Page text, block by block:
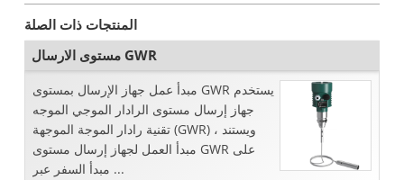
المنتجات ذات الصلة
مستوى الارسال GWR
مبدأ عمل جهاز الإرسال بمستوى GWR يستخدم
جهاز إرسال مستوى الرادار الموجي الموجه
تقنية رادار الموجة الموجهة (GWR) ، ويستند
مبدأ العمل لجهاز إرسال مستوى GWR على
مبدأ السفر عبر ...